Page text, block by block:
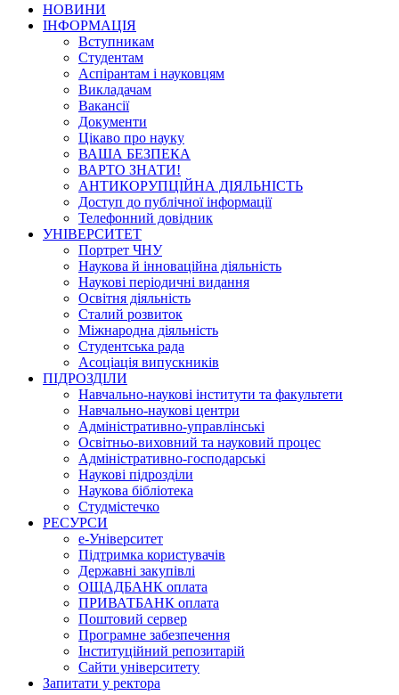
НОВИНИ
ІНФОРМАЦІЯ
Вступникам
Студентам
Аспірантам і науковцям
Викладачам
Вакансії
Документи
Цікаво про науку
ВАША БЕЗПЕКА
ВАРТО ЗНАТИ!
АНТИКОРУПЦІЙНА ДІЯЛЬНІСТЬ
Доступ до публічної інформації
Телефонний довідник
УНІВЕРСИТЕТ
Портрет ЧНУ
Наукова й інноваційна діяльність
Наукові періодичні видання
Освітня діяльність
Сталий розвиток
Міжнародна діяльність
Студентська рада
Асоціація випускників
ПІДРОЗДІЛИ
Навчально-наукові інститути та факультети
Навчально-наукові центри
Адміністративно-управлінські
Освітньо-виховний та науковий процес
Адміністративно-господарські
Наукові підрозділи
Наукова бібліотека
Студмістечко
РЕСУРСИ
е-Університет
Підтримка користувачів
Державні закупівлі
ОЩАДБАНК оплата
ПРИВАТБАНК оплата
Поштовий сервер
Програмне забезпечення
Інституційний репозитарій
Сайти університету
Запитати у ректора